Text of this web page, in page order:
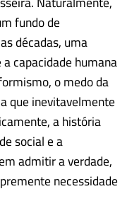
fundo de
décadas, uma
capacidade humana
o medo da
que inevitavelmente
a história
social e a
admitir a verdade,
necessidade